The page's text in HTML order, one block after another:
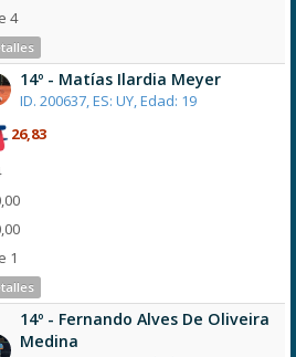
4
14º - Matías Ilardia Meyer
ID. 200637, ES: UY, Edad: 19
26,83
1
14º - Fernando Alves De Oliveira
Medina